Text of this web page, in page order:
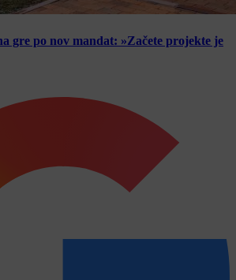
gre po nov mandat: »Začete projekte je